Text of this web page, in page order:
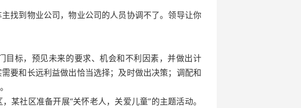
找到物业公司，物业公司的人员协调不了。领导让你
标，预见未来的要求、机会和不利因素，并做出计
要和长远利益做出恰当选择；及时做出决策；调配和
某社区准备开展“关怀老人，关爱儿童”的主题活动。